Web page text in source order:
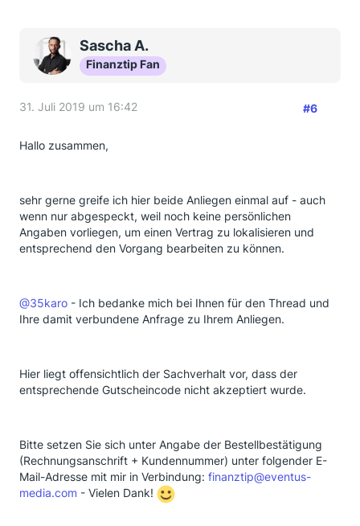
Sascha A.
Finanztip Fan
31. Juli 2019 um 16:42 #6
Hallo zusammen,
sehr gerne greife ich hier beide Anliegen einmal auf - auch
wenn nur abgespeckt, weil noch keine persönlichen
Angaben vorliegen, um einen Vertrag zu lokalisieren und
entsprechend den Vorgang bearbeiten zu können.
@35karo - Ich bedanke mich bei Ihnen für den Thread und
Ihre damit verbundene Anfrage zu Ihrem Anliegen.
Hier liegt offensichtlich der Sachverhalt vor, dass der
entsprechende Gutscheincode nicht akzeptiert wurde.
Bitte setzen Sie sich unter Angabe der Bestellbestätigung
(Rechnungsanschrift + Kundennummer) unter folgender E-
Mail-Adresse mit mir in Verbindung: finanztip@eventus-
media.com - Vielen Dank!